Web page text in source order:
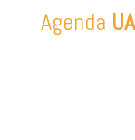
Agenda